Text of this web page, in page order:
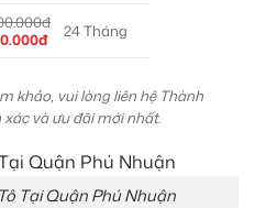
24 Tháng
khảo, vui lòng liên hệ Thành
và ưu đãi mới nhất.
Tại Quận Phú Nhuận